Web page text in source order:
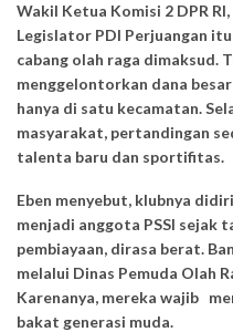
Wakil Ketua Komisi 2 DPR
Legislator PDI Perjuangan
cabang olah raga dimaksud.
menggelontorkan dana
hanya di satu kecamatan.
masyarakat, pertandingan
talenta baru dan sportifitas.
Eben menyebut, klubnya
menjadi anggota PSSI sejak
pembiayaan, dirasa berat.
melalui Dinas Pemuda Olah
Karenanya, mereka wajib
bakat generasi muda.